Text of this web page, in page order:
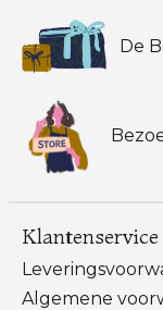
De
Klantenservice
Algemene